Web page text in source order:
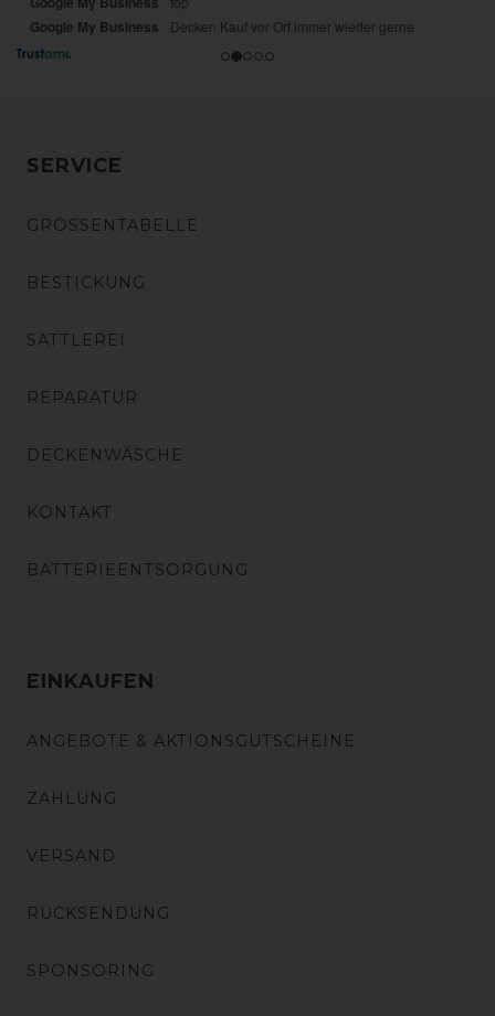
SERVICE
GRÖSSENTABELLE
BESTICKUNG
SATTLEREI
REPARATUR
DECKENWÄSCHE
KONTAKT
BATTERIEENTSORGUNG
EINKAUFEN
ANGEBOTE & AKTIONSGUTSCHEINE
ZAHLUNG
VERSAND
RÜCKSENDUNG
SPONSORING